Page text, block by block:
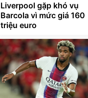
Liverpool gặp khó vụ
Barcola vì mức giá 160
triệu euro